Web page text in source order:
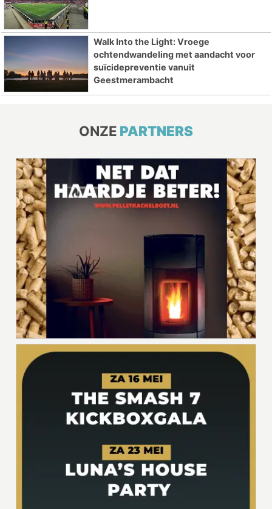
Walk Into the Light: Vroege
ochtendwandeling met aandacht voor
suïcidepreventie vanuit
Geestmerambacht
ONZE PARTNERS